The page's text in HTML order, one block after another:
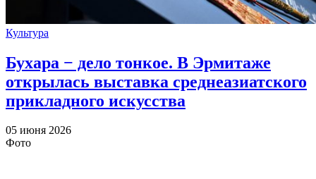
Культура
Бухара − дело тонкое. В Эрмитаже
открылась выставка среднеазиатского
прикладного искусства
05 июня 2026
Фото